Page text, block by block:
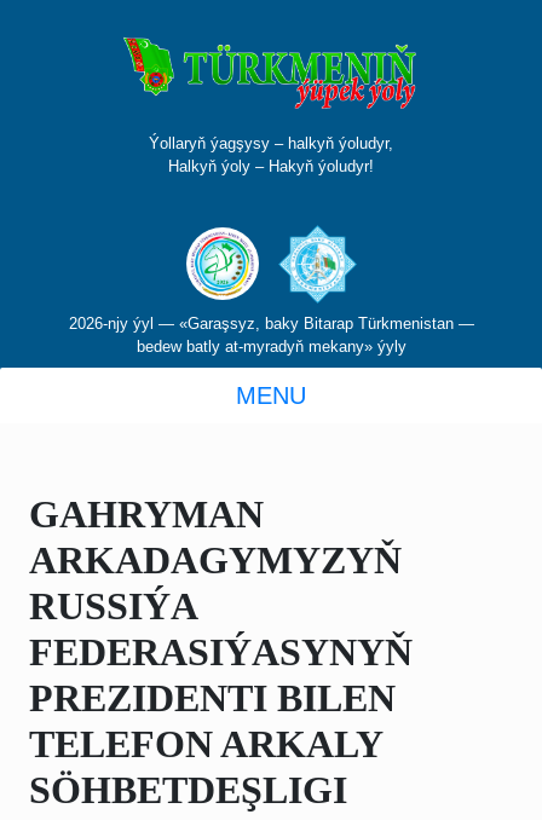
Ýollaryň ýagşysy – halkyň ýoludyr,
Halkyň ýoly – Hakyň ýoludyr!
2026-njy ýyl — «Garaşsyz, baky Bitarap Türkmenistan —
bedew batly at-myradyň mekany» ýyly
MENU
GAHRYMAN
ARKADAGYMYZYŇ
RUSSIÝA
FEDERASIÝASYNYŇ
PREZIDENTI BILEN
TELEFON ARKALY
SÖHBETDEŞLIGI